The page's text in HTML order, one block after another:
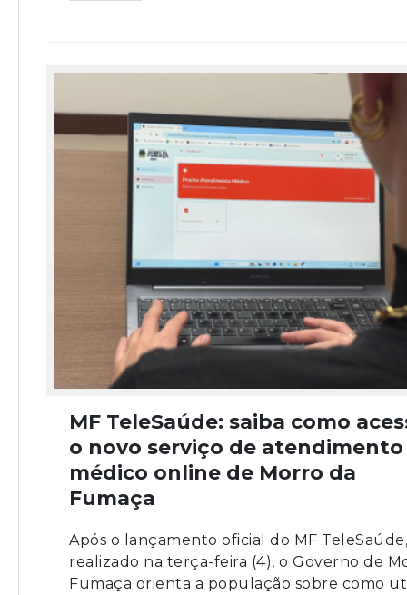
MF TeleSaúde: saiba como
o novo serviço de atendimento
médico online de Morro da
Fumaça
Após o lançamento oficial do MF TeleSaúde,
realizado na terça-feira (4), o Governo de
Fumaça orienta a população sobre como